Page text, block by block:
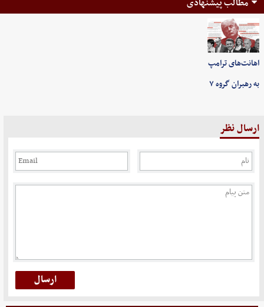
اهانت‌های ترامپ
به رهبران گروه ۷
ارسال نظر